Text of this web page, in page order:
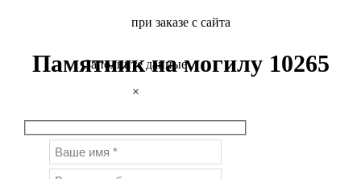
при заказе с сайта
Памятник на могилу 10265
Заполните данные
×